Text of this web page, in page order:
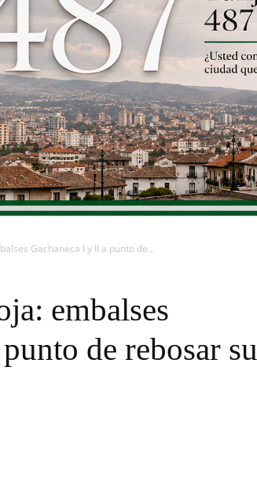
Gachaneca I y II a punto de...
embalses
de rebosar su